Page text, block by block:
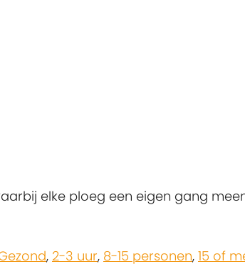
elke ploeg een eigen gang
, 2-3 uur, 8-15 personen, 15 of